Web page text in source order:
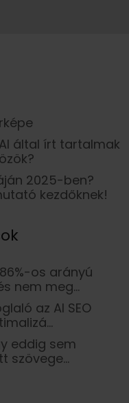
által írt tartalmak
2025-ben?
kezdőknek!
os arányú
nem meg...
az AI SEO
eddig sem
szövege...